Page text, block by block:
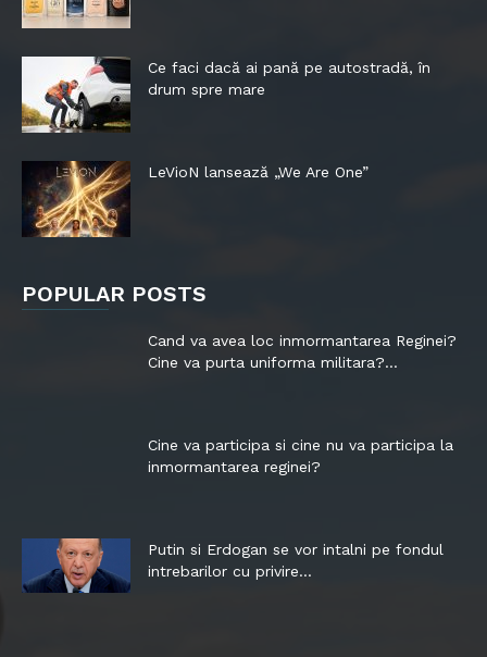
Ce faci dacă ai pană pe autostradă, în
drum spre mare
LeVioN lansează „We Are One”
POPULAR POSTS
Cand va avea loc inmormantarea Reginei?
Cine va purta uniforma militara?...
Cine va participa si cine nu va participa la
inmormantarea reginei?
Putin si Erdogan se vor intalni pe fondul
intrebarilor cu privire...